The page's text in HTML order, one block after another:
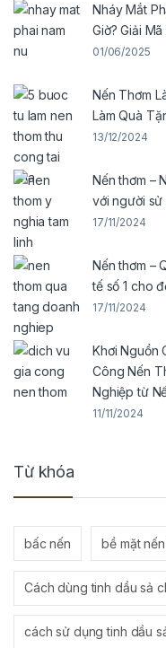
Nháy Mắt
Giờ? Giải
01/06/2025
Nến Thơm
Làm Quà
13/12/2024
Nến thơm –
với người sử
17/11/2024
Nến thơm –
tế số 1 cho
17/11/2024
Khơi Nguồn
Công Nến
Nghiệp từ
11/11/2024
Từ khóa
bấc nến bề mặt
Cách dùng tinh dầu sả
cách sử dụng tinh dầu